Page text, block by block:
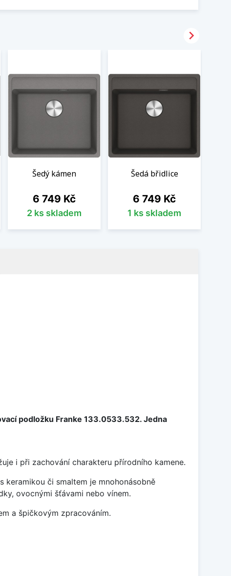
Šedý kámen
Cena
6 749 Kč
2 ks skladem
Šedá břidlice
Cena
6 749 Kč
1 ks skladem

podložku Franke 133.0533.532. Jedna
i při zachování charakteru přírodního kamene.
keramikou či smaltem je mnohonásobně
ovocnými šťávami nebo vínem.
a špičkovým zpracováním.